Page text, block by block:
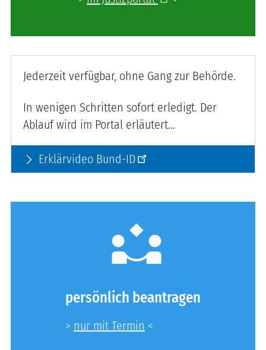
Jederzeit verfügbar, ohne Gang zur Behörde.
In wenigen Schritten sofort erledigt. Der
Ablauf wird im Portal erläutert...
arrow_forward_ios Erklärvideo Bund-ID
partner_exchange
persönlich beantragen
> nur mit Termin <